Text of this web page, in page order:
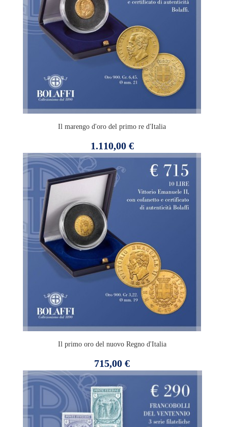
Il marengo d'oro del primo re d'Italia
Prezzo
1.110,00 €
Il primo oro del nuovo Regno d'Italia
Prezzo
715,00 €